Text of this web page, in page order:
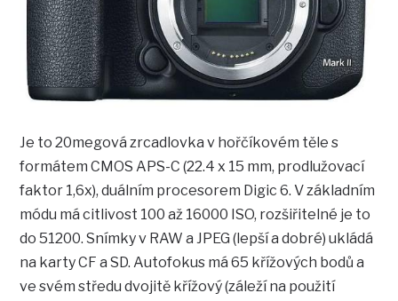
Je to 20megová zrcadlovka v hořčíkovém těle s
formátem CMOS APS-C (22.4 x 15 mm, prodlužovací
faktor 1,6x), duálním procesorem Digic 6. V základním
módu má citlivost 100 až 16000 ISO, rozšiřitelné je to
do 51200. Snímky v RAW a JPEG (lepší a dobré) ukládá
na karty CF a SD. Autofokus má 65 křížových bodů a
ve svém středu dvojitě křížový (záleží na použití